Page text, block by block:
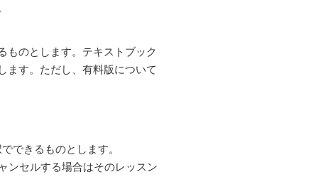
ものとします。テキストブック
ます。ただし、有料版について
できるものとします。
ンセルする場合はそのレッスン